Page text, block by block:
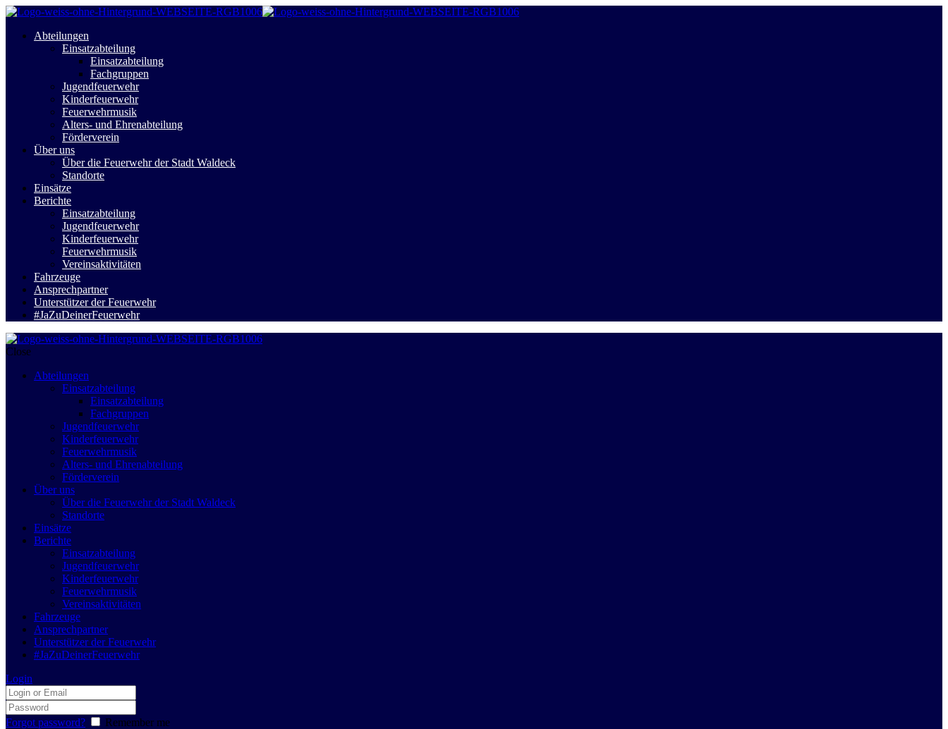
Abteilungen
Einsatzabteilung
Einsatzabteilung
Fachgruppen
Jugendfeuerwehr
Kinderfeuerwehr
Feuerwehrmusik
Alters- und Ehrenabteilung
Förderverein
Über uns
Über die Feuerwehr der Stadt Waldeck
Standorte
Einsätze
Berichte
Einsatzabteilung
Jugendfeuerwehr
Kinderfeuerwehr
Feuerwehrmusik
Vereinsaktivitäten
Fahrzeuge
Ansprechpartner
Unterstützer der Feuerwehr
#JaZuDeinerFeuerwehr
Close
Abteilungen
Einsatzabteilung
Einsatzabteilung
Fachgruppen
Jugendfeuerwehr
Kinderfeuerwehr
Feuerwehrmusik
Alters- und Ehrenabteilung
Förderverein
Über uns
Über die Feuerwehr der Stadt Waldeck
Standorte
Einsätze
Berichte
Einsatzabteilung
Jugendfeuerwehr
Kinderfeuerwehr
Feuerwehrmusik
Vereinsaktivitäten
Fahrzeuge
Ansprechpartner
Unterstützer der Feuerwehr
#JaZuDeinerFeuerwehr
Login
Forgot password? Remember me